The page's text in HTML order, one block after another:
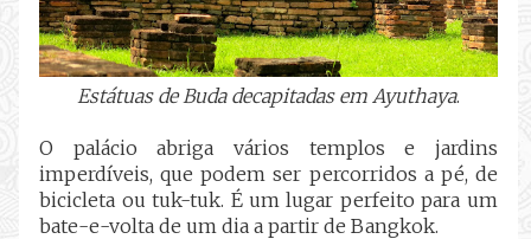
Estátuas de Buda decapitadas em Ayuthaya.
O palácio abriga vários templos e jardins
imperdíveis, que podem ser percorridos a pé, de
bicicleta ou tuk-tuk. É um lugar perfeito para um
bate-e-volta de um dia a partir de Bangkok.